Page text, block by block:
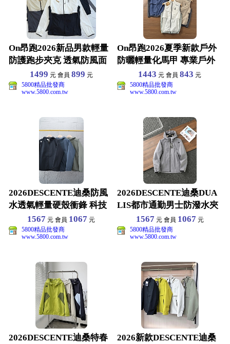
On昂跑2026新品男款輕量
防護跑步夾克 透氣防風面
料 情侶款休閒外套
1499 元 會員 899 元
5800精品批發商
www.5800.com.tw
On昂跑2026夏季新款戶外
防曬輕量化馬甲 專業戶外
三防面料 m-3x
1443 元 會員843 元
5800精品批發商
www.5800.com.tw
2026DESCENTE迪桑防風
水透氣輕量硬殼衝鋒 科技
面料 防風防水
1567 元 會員 1067 元
5800精品批發商
www.5800.com.tw
2026DESCENTE迪桑DUA
LIS都市通勤男士防潑水夾
克梭織外套
1567 元 會員 1067 元
5800精品批發商
www.5800.com.tw
2026DESCENTE迪桑特春
2026新款DESCENTE迪桑